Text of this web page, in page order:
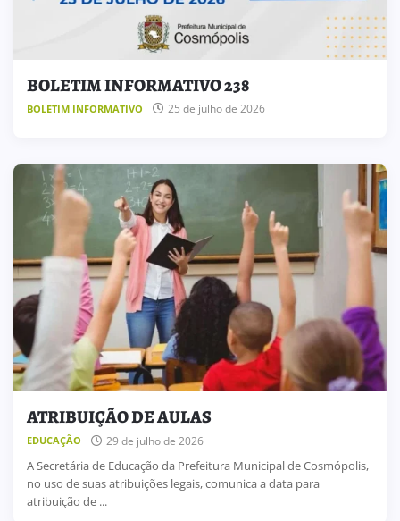
BOLETIM INFORMATIVO 238
BOLETIM INFORMATIVO 25 de julho de 2026
ATRIBUIÇÃO DE AULAS
EDUCAÇÃO 29 de julho de 2026
A Secretária de Educação da Prefeitura Municipal de Cosmópolis,
no uso de suas atribuições legais, comunica a data para
atribuição de ...